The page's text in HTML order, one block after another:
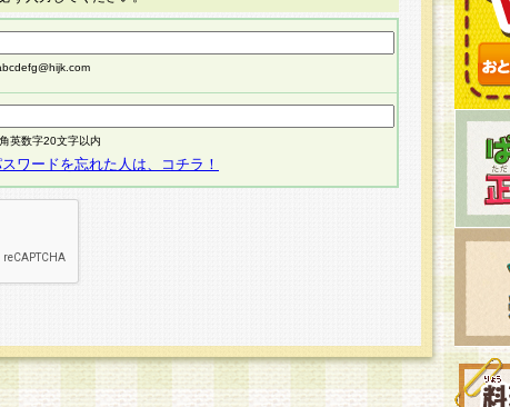
英数字20文字以内
ワードを忘れた人は、コチラ！